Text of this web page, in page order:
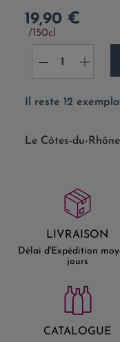
19,90 €
150cl
- +
Il reste 12
Le Côtes-du-
LIVRAISON
Délai d'Expédition
jours
CATALOGUE